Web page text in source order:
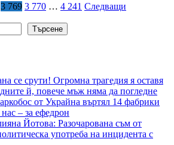
3 769 3 770 … 4 241 Следващи
Търсене
се срути! Огромна трагедия я оставя
й, повече мъж няма да погледне
от Украйна въртял 14 фабрики
– за ефедрон
Йотова: Разочарована съм от
употреба на инцидента с